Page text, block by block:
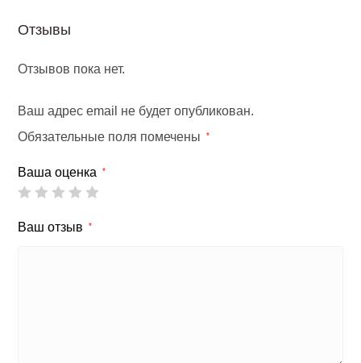
Отзывы
Отзывов пока нет.
Ваш адрес email не будет опубликован.
Обязательные поля помечены
*
Ваша оценка *
Ваш отзыв *